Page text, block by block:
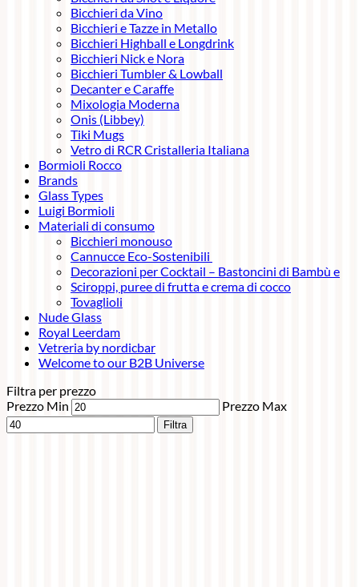
Bicchieri da Vino
Bicchieri e Tazze in Metallo
Bicchieri Highball e Longdrink
Bicchieri Nick e Nora
Bicchieri Tumbler & Lowball
Decanter e Caraffe
Mixologia Moderna
Onis (Libbey)
Tiki Mugs
Vetro di RCR Cristalleria Italiana
Bormioli Rocco
Brands
Glass Types
Luigi Bormioli
Materiali di consumo
Bicchieri monouso
Cannucce Eco-Sostenibili
Decorazioni per Cocktail – Bastoncini di Bambù e
Sciroppi, puree di frutta e crema di cocco
Tovaglioli
Nude Glass
Royal Leerdam
Vetreria by nordicbar
Welcome to our B2B Universe
Filtra per prezzo
Prezzo Min
Prezzo Max
Filtra